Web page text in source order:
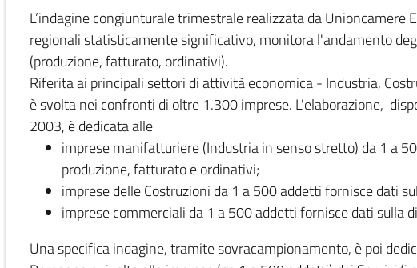
L’indagine congiunturale trimestrale realizzata da Unioncamere
regionali statisticamente significativo, monitora l'andamento
(produzione, fatturato, ordinativi).
Riferita ai principali settori di attività economica - Industria,
è svolta nei confronti di oltre 1.300 imprese. L'elaborazione,
2003, è dedicata alle
imprese manifatturiere (Industria in senso stretto) da 1 a
produzione, fatturato e ordinativi;
imprese delle Costruzioni da 1 a 500 addetti fornisce dati
imprese commerciali da 1 a 500 addetti fornisce dati sulla
Una specifica indagine, tramite sovracampionamento, è poi